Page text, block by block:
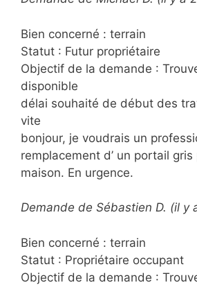
Bien concerné : terrain
Statut : Futur propriétaire
Objectif de la demande :
disponible
délai souhaité de début des
vite
bonjour, je voudrais un
remplacement d’ un portail
maison. En urgence.
Demande de Sébastien D. (il y
Bien concerné : terrain
Statut : Propriétaire occupant
Objectif de la demande :